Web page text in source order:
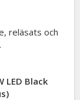
reläsats och
LED Black